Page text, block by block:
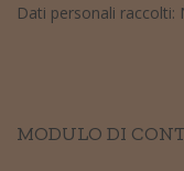
Dati personali raccolti:
MODULO DI